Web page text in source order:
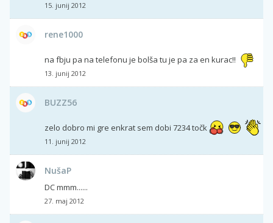
15. junij 2012
rene1000
na fbju pa na telefonu je bolša tu je pa za en kurac!!
13. junij 2012
BUZZ56
zelo dobro mi gre enkrat sem dobi 7234 točk
11. junij 2012
NušaP
DC mmm......
27. maj 2012